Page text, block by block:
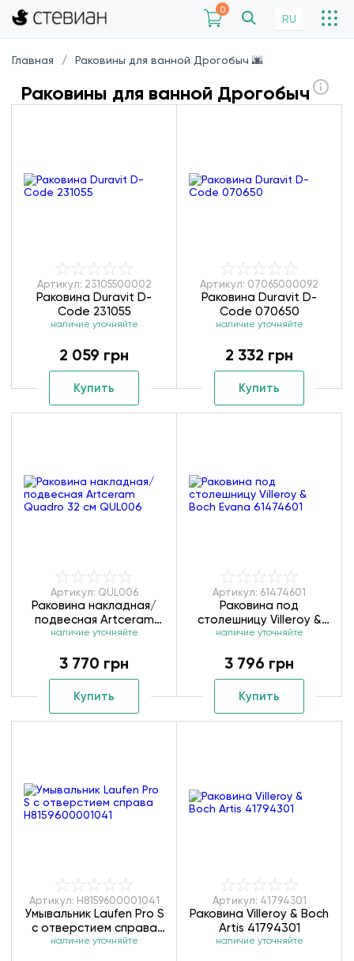
0
RU
Главная Раковины для ванной Дрогобыч 🌆
Раковины для ванной Дрогобыч
Артикул: 23105500002
Раковина Duravit D-
Code 231055
наличие уточняйте
2 059 грн
Купить
Артикул: 07065000092
Раковина Duravit D-
Code 070650
наличие уточняйте
2 332 грн
Купить
Артикул: QUL006
Раковина накладная/
подвесная Artceram
Quadro 32 см QUL006
наличие уточняйте
3 770 грн
Купить
Артикул: 61474601
Раковина под
столешницу Villeroy &
Boch Evana 61474601
наличие уточняйте
3 796 грн
Купить
Артикул: H8159600001041
Умывальник Laufen Pro S
с отверстием справа
H8159600001041
наличие уточняйте
Артикул: 41794301
Раковина Villeroy & Boch
Artis 41794301
наличие уточняйте